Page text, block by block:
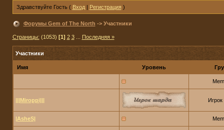
Здравствуйте Гость ( Вход| Регистрация)
Форумы Gem of The North -> Участники
Страницы: (1053) [1] 2 3... Последняя »
Участники
Имя Уровень
|||Miroppi|||
|AsheS|